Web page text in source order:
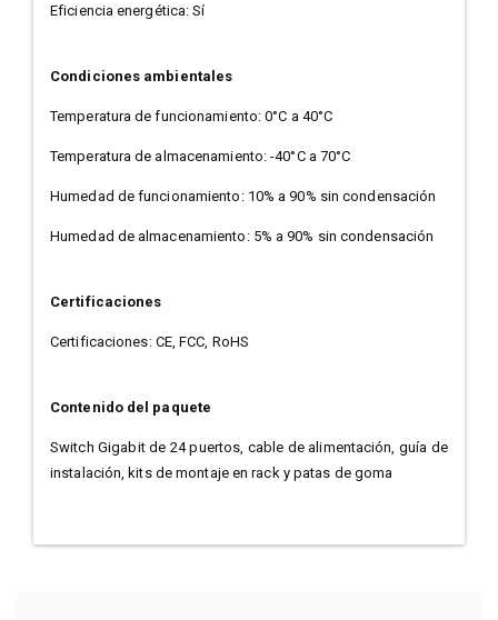
Eficiencia energética: Sí
Condiciones ambientales
Temperatura de funcionamiento: 0°C a 40°C
Temperatura de almacenamiento: -40°C a 70°C
Humedad de funcionamiento: 10% a 90% sin condensación
Humedad de almacenamiento: 5% a 90% sin condensación
Certificaciones
Certificaciones: CE, FCC, RoHS
Contenido del paquete
Switch Gigabit de 24 puertos, cable de alimentación, guía de
instalación, kits de montaje en rack y patas de goma